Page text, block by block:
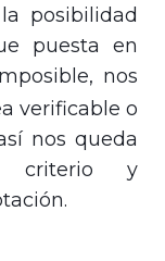
posibilidad
puesta en
nos
verificable o
nos queda
criterio y